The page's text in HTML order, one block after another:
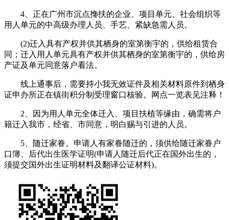
4、正在广州市沉点搀扶的企业、项目单元、社会组织等
用人单元的中高级办理人员、手艺、紧缺急需人员。
(2)迁入具有产权并供其栖身的室第衡宇的，供给租赁合
同；迁入用人单元具有产权并供其栖身的室第衡宇的，供给房
产证及单元同意落户看法。
线上通事后，需要持小我无效证件及相关材料原件到栖身
证申办所正在镇街积分制受理窗口核验。网点一览表见注释！
2、因为用人单元全体迁入、项目扶植等缘由，确需将户
籍迁入我市，经省、市同意，明白赐与引进的人员。
5、随迁家眷。申请人有家眷随迁的，须供给随迁家眷户
口簿、后代出生医学证明(申请人随迁后代正在国外出生的，
须提交国外出生证明材料及翻译公证材料)。